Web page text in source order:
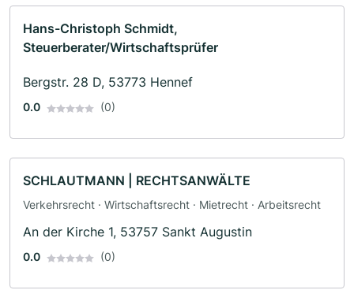
Hans-Christoph Schmidt,
Steuerberater/Wirtschaftsprüfer
Bergstr. 28 D, 53773 Hennef
0.0 (0)
SCHLAUTMANN | RECHTSANWÄLTE
Verkehrsrecht · Wirtschaftsrecht · Mietrecht · Arbeitsrecht
An der Kirche 1, 53757 Sankt Augustin
0.0 (0)